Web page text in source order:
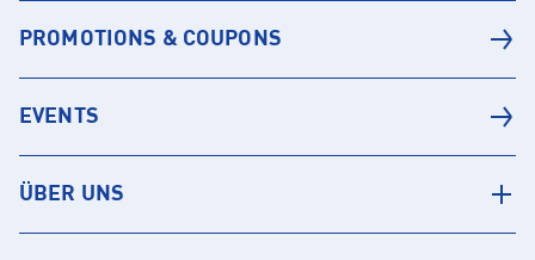
PROMOTIONS & COUPONS
EVENTS
ÜBER UNS